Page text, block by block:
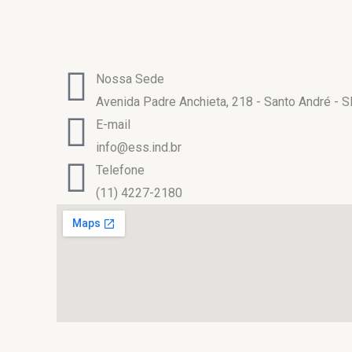
Nossa Sede
Avenida Padre Anchieta, 218 - Santo André -
E-mail
info@ess.ind.br
Telefone
(11) 4227-2180